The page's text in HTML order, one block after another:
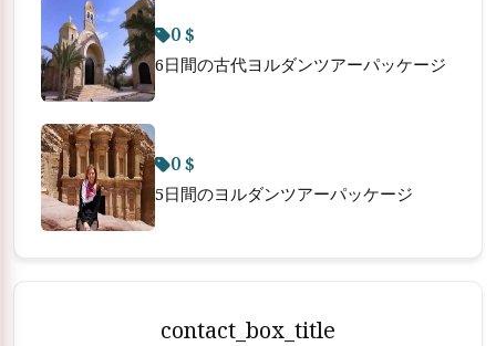
0 $
6日間の古代ヨルダンツアーパッケージ
0 $
5日間のヨルダンツアーパッケージ
contact_box_title